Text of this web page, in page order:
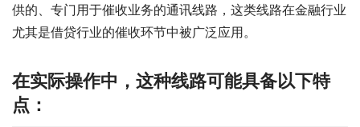
供的、专门用于催收业务的通讯线路，这类线路在金融行业
尤其是借贷行业的催收环节中被广泛应用。
在实际操作中，这种线路可能具备以下特
点：